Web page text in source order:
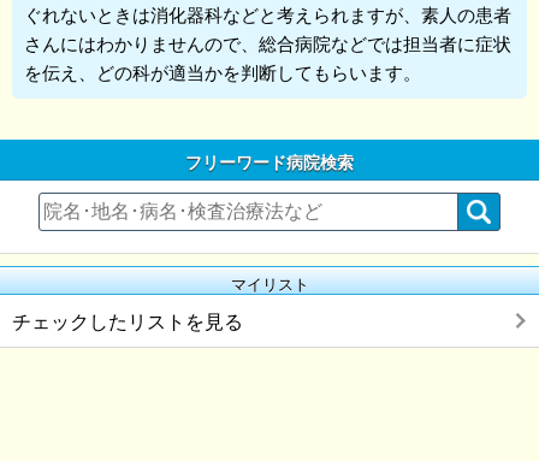
ぐれないときは消化器科などと考えられますが、素人の患者
さんにはわかりませんので、総合病院などでは担当者に症状
を伝え、どの科が適当かを判断してもらいます。
フリーワード病院検索
マイリスト
チェックしたリストを見る